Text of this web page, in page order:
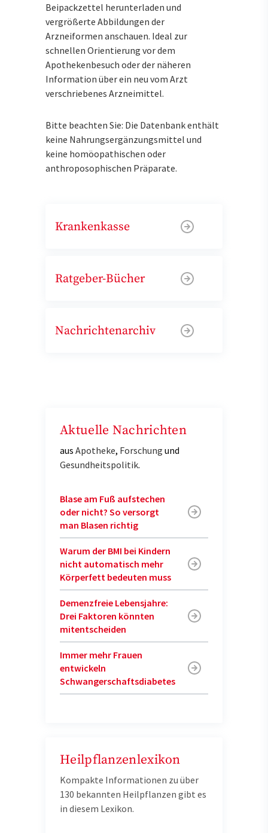
Beipackzettel herunterladen und
vergrößerte Abbildungen der
Arzneiformen anschauen. Ideal zur
schnellen Orientierung vor dem
Apothekenbesuch oder der näheren
Information über ein neu vom Arzt
verschriebenes Arzneimittel.
Bitte beachten Sie: Die Datenbank enthält
keine Nahrungsergänzungsmittel und
keine homöopathischen oder
anthroposophischen Präparate.
Krankenkasse
Ratgeber-Bücher
Nachrichtenarchiv
Aktuelle Nachrichten
aus Apotheke, Forschung und
Gesundheitspolitik.
Blase am Fuß aufstechen
oder nicht? So versorgt
man Blasen richtig
Warum der BMI bei Kindern
nicht automatisch mehr
Körperfett bedeuten muss
Demenzfreie Lebensjahre:
Drei Faktoren könnten
mitentscheiden
Immer mehr Frauen
entwickeln
Schwangerschaftsdiabetes
Heilpflanzenlexikon
Kompakte Informationen zu über
130 bekannten Heilpflanzen gibt es
in diesem Lexikon.